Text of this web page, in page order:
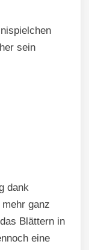
sein
dank
ganz
Blättern in
eine